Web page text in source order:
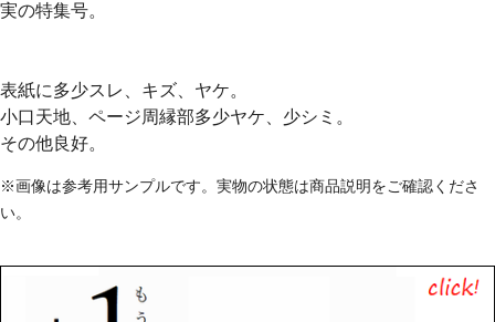
実の特集号。
表紙に多少スレ、キズ、ヤケ。
小口天地、ページ周縁部多少ヤケ、少シミ。
その他良好。
※画像は参考用サンプルです。実物の状態は商品説明をご確認くださ
い。